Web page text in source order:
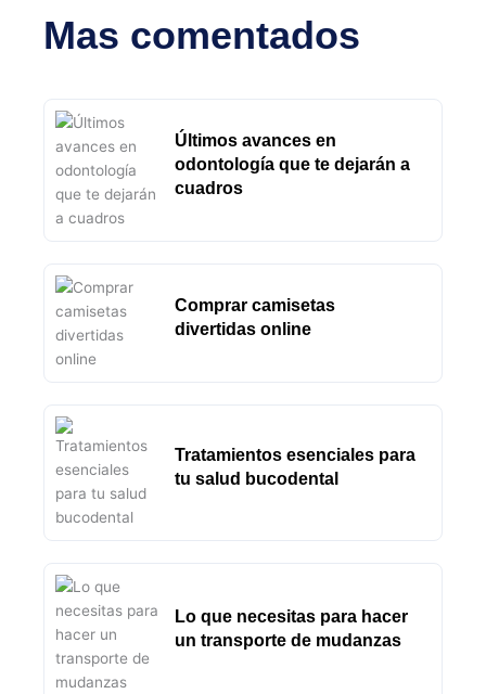
Mas comentados
Últimos avances en
odontología que te dejarán a
cuadros
Comprar camisetas
divertidas online
Tratamientos esenciales para
tu salud bucodental
Lo que necesitas para hacer
un transporte de mudanzas